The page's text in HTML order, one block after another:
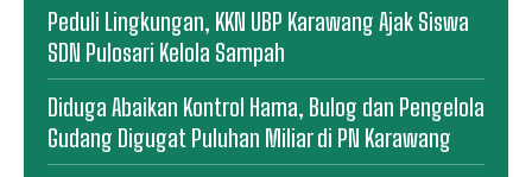
Peduli Lingkungan, KKN UBP Karawang Ajak Siswa
SDN Pulosari Kelola Sampah
Diduga Abaikan Kontrol Hama, Bulog dan Pengelola
Gudang Digugat Puluhan Miliar di PN Karawang